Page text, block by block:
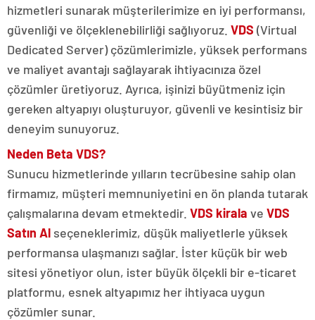
hizmetleri sunarak müşterilerimize en iyi performansı,
güvenliği ve ölçeklenebilirliği sağlıyoruz. VDS (Virtual
Dedicated Server) çözümlerimizle, yüksek performans
ve maliyet avantajı sağlayarak ihtiyacınıza özel
çözümler üretiyoruz. Ayrıca, işinizi büyütmeniz için
gereken altyapıyı oluşturuyor, güvenli ve kesintisiz bir
deneyim sunuyoruz.
Neden Beta VDS?
Sunucu hizmetlerinde yılların tecrübesine sahip olan
firmamız, müşteri memnuniyetini en ön planda tutarak
çalışmalarına devam etmektedir. VDS kirala ve VDS
Satın Al seçeneklerimiz, düşük maliyetlerle yüksek
performansa ulaşmanızı sağlar. İster küçük bir web
sitesi yönetiyor olun, ister büyük ölçekli bir e-ticaret
platformu, esnek altyapımız her ihtiyaca uygun
çözümler sunar.